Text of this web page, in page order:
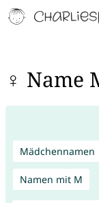
♀ Name
Mädchennamen
Namen mit M